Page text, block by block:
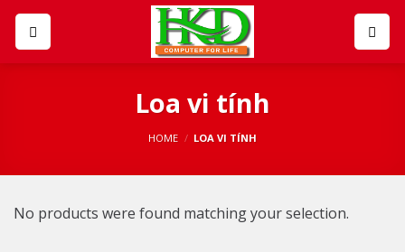
Skip
content
Loa vi tính
HOME / LOA VI TÍNH
No products were found matching your selection.